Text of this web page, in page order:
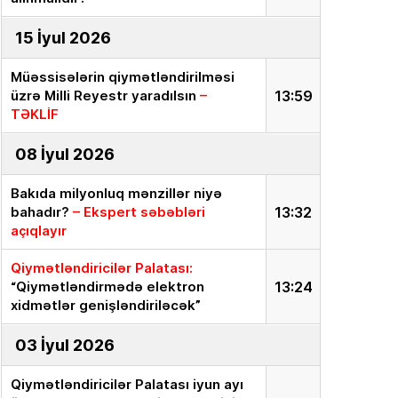
15 İyul 2026
13:59
Müəssisələrin qiymətləndirilməsi
üzrə Milli Reyestr yaradılsın –
TƏKLİF
08 İyul 2026
13:32
Bakıda milyonluq mənzillər niyə
bahadır? – Ekspert səbəbləri
açıqlayır
13:24
Qiymətləndiricilər Palatası:
“Qiymətləndirmədə elektron
xidmətlər genişləndiriləcək”
03 İyul 2026
Qiymətləndiricilər Palatası iyun ayı